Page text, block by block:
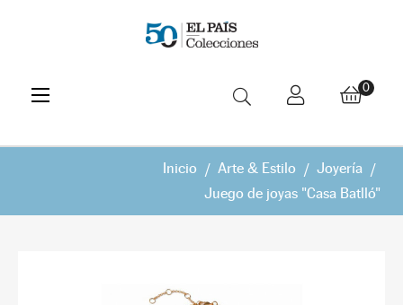
Navegación
de
☰ 0
Inicio Arte & Estilo
Joyería
Juego de joyas "Casa Batlló"